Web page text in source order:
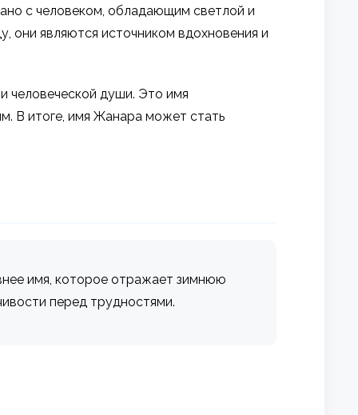
с человеком, обладающим светлой и
они являются источником вдохновения и
человеческой души. Это имя
В итоге, имя Жанара может стать
имя, которое отражает зимнюю
перед трудностями.